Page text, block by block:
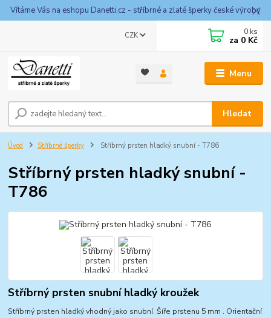
Vítáme Vás na eshopu Danetti.cz - stříbrné a zlaté šperky české výroby
Menu
CZK
Hledat
0 ks
za 0 Kč
Úvod Stříbrné šperky Stříbrný prsten hladký snubní - T786
Stříbrný prsten hladký snubní -
T786
Stříbrný prsten snubní hladký kroužek
Stříbrný prsten hladký vhodný jako snubní. Šíře prstenu 5 mm . Orientační